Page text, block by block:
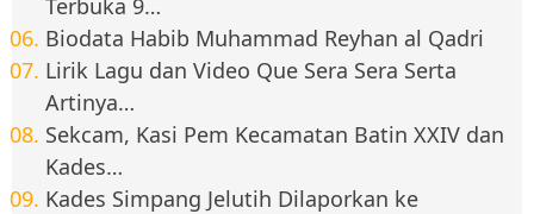
Biodata Habib Muhammad Reyhan al Qadri
Lirik Lagu dan Video Que Sera Sera Serta
Artinya…
Sekcam, Kasi Pem Kecamatan Batin XXIV dan
Kades…
Kades Simpang Jelutih Dilaporkan ke